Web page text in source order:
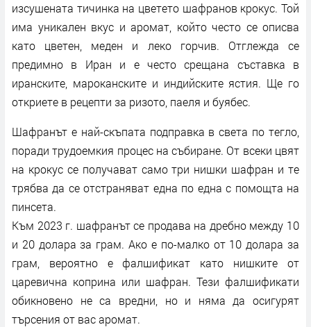
изсушената тичинка на цветето шафранов крокус. Той
има уникален вкус и аромат, който често се описва
като цветен, меден и леко горчив. Отглежда се
предимно в Иран и е често срещана съставка в
иранските, мароканските и индийските ястия. Ще го
откриете в рецепти за ризото, паеля и буябес.
Шафранът е най-скъпата подправка в света по тегло,
поради трудоемкия процес на събиране. От всеки цвят
на крокус се получават само три нишки шафран и те
трябва да се отстраняват една по една с помощта на
пинсета.
Към 2023 г. шафранът се продава на дребно между 10
и 20 долара за грам. Ако е по-малко от 10 долара за
грам, вероятно е фалшификат като нишките от
царевична коприна или шафран. Тези фалшификати
обикновено не са вредни, но и няма да осигурят
търсения от вас аромат.